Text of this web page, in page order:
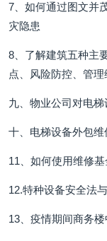
7、如何通过图文并
灾隐患
8、了解建筑五种主
点、风险防控、管理
九、物业公司对电
十、电梯设备外包
11、如何使用维修
12.特种设备安全法
13、疫情期间商务